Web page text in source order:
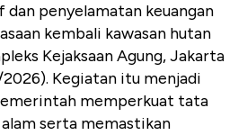
penyelamatan keuangan
kembali kawasan hutan
Kejaksaan Agung, Jakarta
2026). Kegiatan itu menjadi
memperkuat tata
serta memastikan